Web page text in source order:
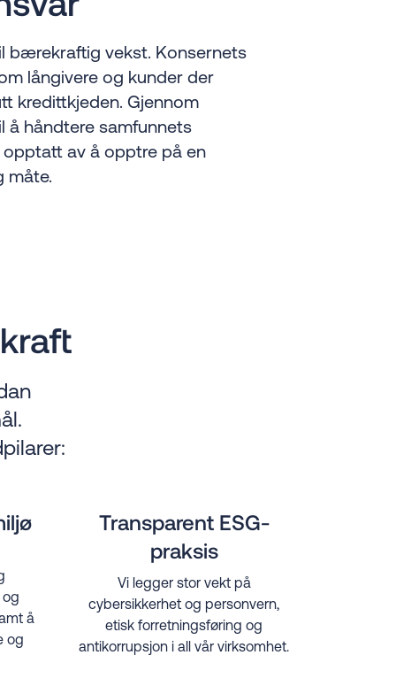
bærekraftig vekst. Konsernets
långivere og kunder der
kredittkjeden. Gjennom
å håndtere samfunnets
av å opptre på en
måte.
å
og
Transparent ESG-
praksis
Vi legger stor vekt på
cybersikkerhet og personvern,
etisk forretningsføring og
antikorrupsjon i all vår virksomhet.